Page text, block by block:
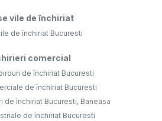
vile de închiriat
de închiriat Bucuresti
comercial
de închiriat Bucuresti
de închiriat Bucuresti
de închiriat Bucuresti, Baneasa
de închiriat Bucuresti